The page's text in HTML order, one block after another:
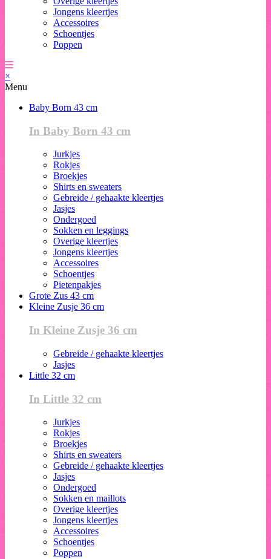
Jongens kleertjes
Accessoires
Schoentjes
Poppen
×
Menu
Baby Born 43 cm
In Baby Born 43 cm
Jurkjes
Rokjes
Broekjes
Shirts en sweaters
Gebreide / gehaakte kleertjes
Jasjes
Ondergoed
Sokken en leggings
Overige kleertjes
Jongens kleertjes
Accessoires
Schoentjes
Pietenpakjes
Grote Zus 43 cm
Kleine Zusje 36 cm
In Kleine Zusje 36 cm
Gebreide / gehaakte kleertjes
Jasjes
Little 32 cm
In Little 32 cm
Jurkjes
Rokjes
Broekjes
Shirts en sweaters
Gebreide / gehaakte kleertjes
Jasjes
Ondergoed
Sokken en maillots
Overige kleertjes
Jongens kleertjes
Accessoires
Schoentjes
Poppen